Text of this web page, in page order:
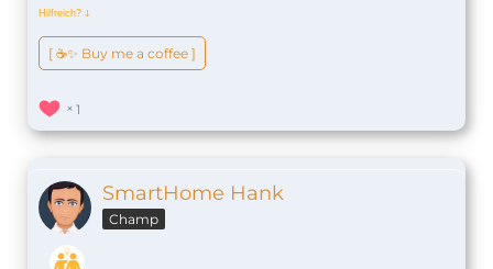
Hilfreich? ↆ
[ ☕️✨ Buy me a coffee ]
1
SmartHome Hank
Champ